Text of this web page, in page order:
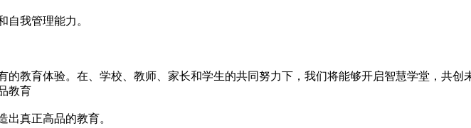
我管理能力。
教育体验。在、学校、教师、家长和学生的共同努力下，我们将能够开启智慧学堂，共
教育
真正高品的教育。